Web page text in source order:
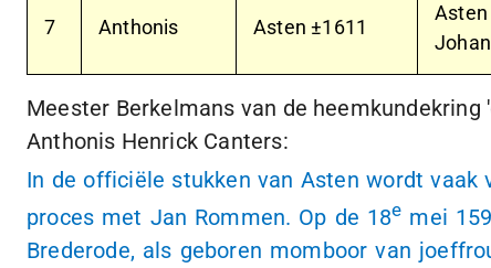
7 Anthonis Asten ±1611
Asten
Meester Berkelmans van de heemkundekring
Anthonis Henrick Canters:
In de officiële stukken van Asten wordt
proces met Jan Rommen. Op de 18e mei
Brederode, als geboren momboor van